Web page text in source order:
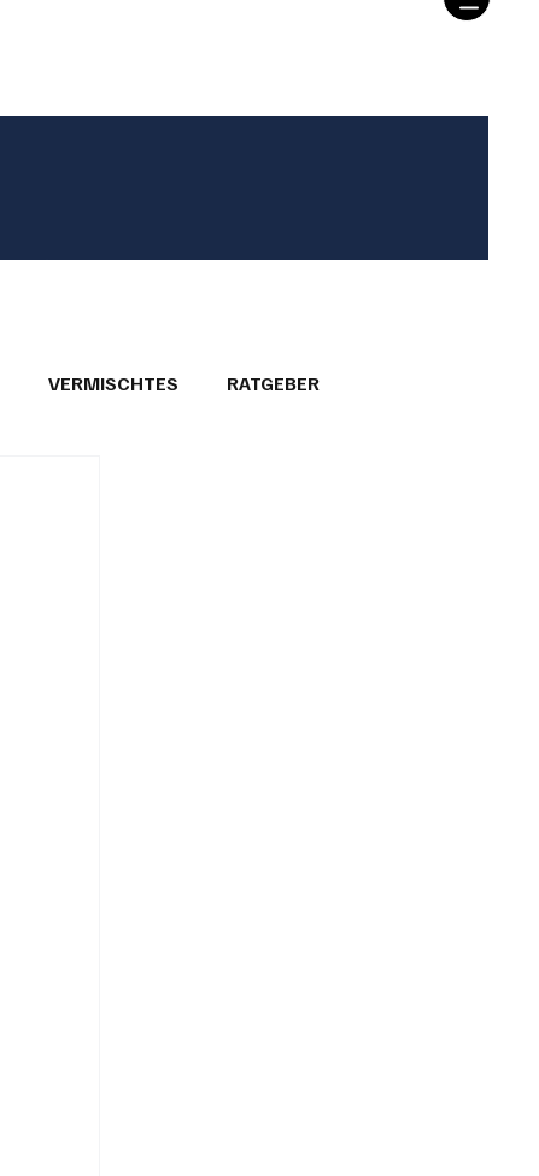
VERMISCHTES RATGEBER